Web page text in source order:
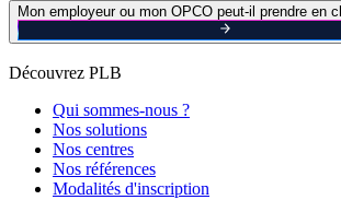
Mon employeur ou mon OPCO peut-il prendre en
Découvrez PLB
Qui sommes-nous ?
Nos solutions
Nos centres
Nos références
Modalités d'inscription